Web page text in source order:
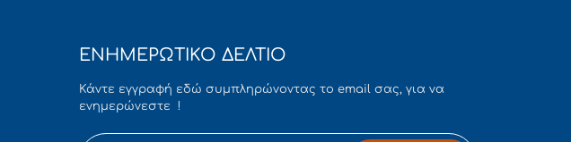
ΕΝΗΜΕΡΩΤΙΚΟ ΔΕΛΤΙΟ
Κάντε εγγραφή εδώ συμπληρώνοντας το email σας, για να
ενημερώνεστε !